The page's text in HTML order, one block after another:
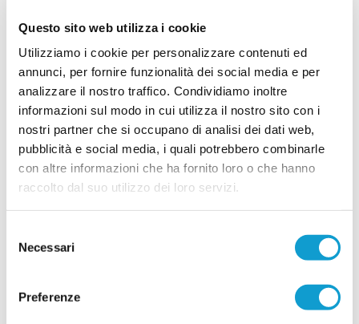
Questo sito web utilizza i cookie
Utilizziamo i cookie per personalizzare contenuti ed
annunci, per fornire funzionalità dei social media e per
analizzare il nostro traffico. Condividiamo inoltre
informazioni sul modo in cui utilizza il nostro sito con i
nostri partner che si occupano di analisi dei dati web,
pubblicità e social media, i quali potrebbero combinarle
con altre informazioni che ha fornito loro o che hanno
raccolto dal suo utilizzo dei loro servizi.
delNecessari
Preferenze
LEONESSA MONTORO. Tanti volti nuovi per
mister Santinelli
La Leonessa Montoro è molto attiva sul mercato e
presenta i primi acquisti in vista della prossima
stagione. Il direttore sportivo Giancarlo Tateo ha
costruito una rosa che unisce giovani di
prospettiva ed elemen ...leggi
15/07/2026
VILLA MUSONE molto attivo sul mercato: le
rosa in vista della stagione 2026-2027, puntando
sulla continuità del gruppo e su alcuni innesti